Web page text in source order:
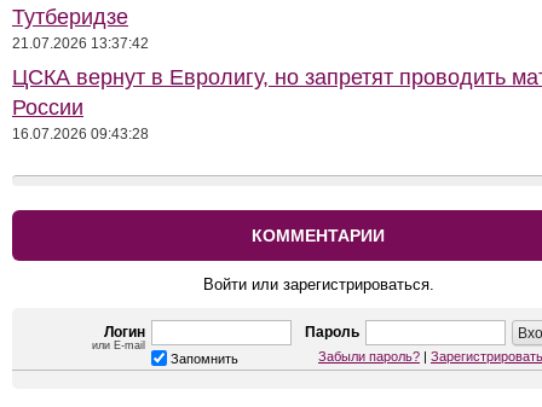
Тутберидзе
21.07.2026 13:37:42
ЦСКА вернут в Евролигу, но запретят проводить
России
16.07.2026 09:43:28
КОММЕНТАРИИ
Войти или зарегистрироваться.
Логин
или E-mail
Пароль
Запомнить Забыли пароль? |